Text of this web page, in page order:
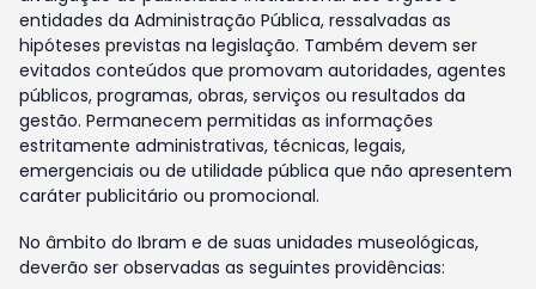
entidades da Administração Pública, ressalvadas as
hipóteses previstas na legislação. Também devem ser
evitados conteúdos que promovam autoridades, agentes
públicos, programas, obras, serviços ou resultados da
gestão. Permanecem permitidas as informações
estritamente administrativas, técnicas, legais,
emergenciais ou de utilidade pública que não apresentem
caráter publicitário ou promocional.
No âmbito do Ibram e de suas unidades museológicas,
deverão ser observadas as seguintes providências: